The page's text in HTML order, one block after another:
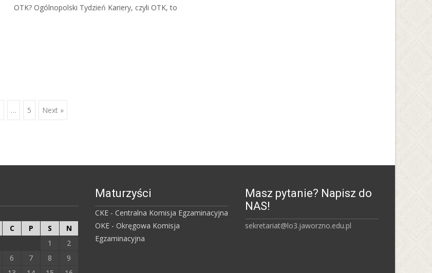
OTK? Ogólnopolski Tydzień Kariery, czyli OTK, to
… 5 Next »
C P S
N
1
2
6 7 8
9
Maturzyści
CKE - Centralna Komisja Egzaminacyjna
OKE - Okręgowa Komisja
Egzaminacyjna
Masz pytanie? Napisz do
NAS!
sekretariat@lo3.jaworzno.edu.pl